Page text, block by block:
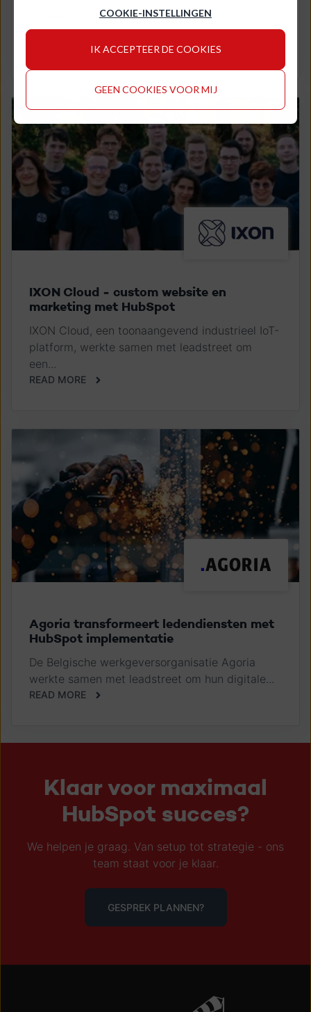
COOKIE-INSTELLINGEN
IK ACCEPTEER DE COOKIES
GEEN COOKIES VOOR MIJ
digitale transformatie te begeleiden,
gebruikmakend van...
IXON Cloud - custom website en
marketing met HubSpot
IXON Cloud, een toonaangevend industrieel IoT-
platform, werkte samen met leadstreet om
een...
READ MORE
Agoria transformeert ledendiensten met
HubSpot implementatie
De Belgische werkgeversorganisatie Agoria
werkte samen met leadstreet om hun digitale...
READ MORE
Klaar voor maximaal
HubSpot succes?
We helpen je graag. Van setup tot strategie - ons
team staat voor je klaar.
GESPREK PLANNEN?